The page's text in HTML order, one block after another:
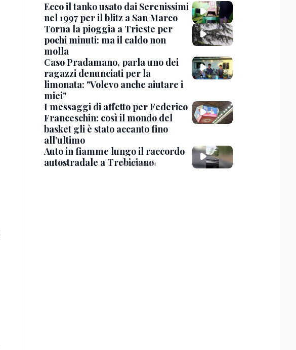
Ecco il tanko usato dai Serenissimi
nel 1997 per il blitz a San Marco
Torna la pioggia a Trieste per
pochi minuti: ma il caldo non
molla
Caso Pradamano, parla uno dei
ragazzi denunciati per la
limonata: "Volevo anche aiutare i
miei"
I messaggi di affetto per Federico
Franceschin: così il mondo del
basket gli è stato accanto fino
all’ultimo
Auto in fiamme lungo il raccordo
autostradale a Trebiciano